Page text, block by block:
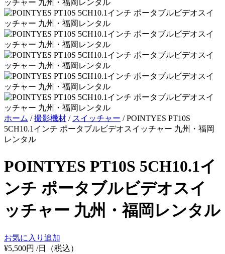
ホーム /撮影機材 / スイッチャー /POINTYES PT10S
5CH10.1インチ ポータブルビデオスイッチャー 九州・福岡
レンタル
POINTYES PT10S 5CH10.1イ
ンチ ポータブルビデオスイ
ッチャー 九州・福岡レンタル
お気に入り追加
¥5,500円 /日（税込）